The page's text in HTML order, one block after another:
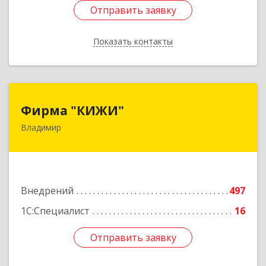
Отправить заявку
Показать контакты
Отправить заявку
Назад
Фирма "КИЖИ"
Владимир
Внедрений
497
1С:Специалист
16
Отправить заявку
600000, Владимирская обл, Владимир г,
Отправить заявку